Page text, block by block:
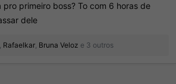
pro primeiro boss? To com 6 horas de
dele
, Rafaelkar, Bruna Veloz e 3 outros